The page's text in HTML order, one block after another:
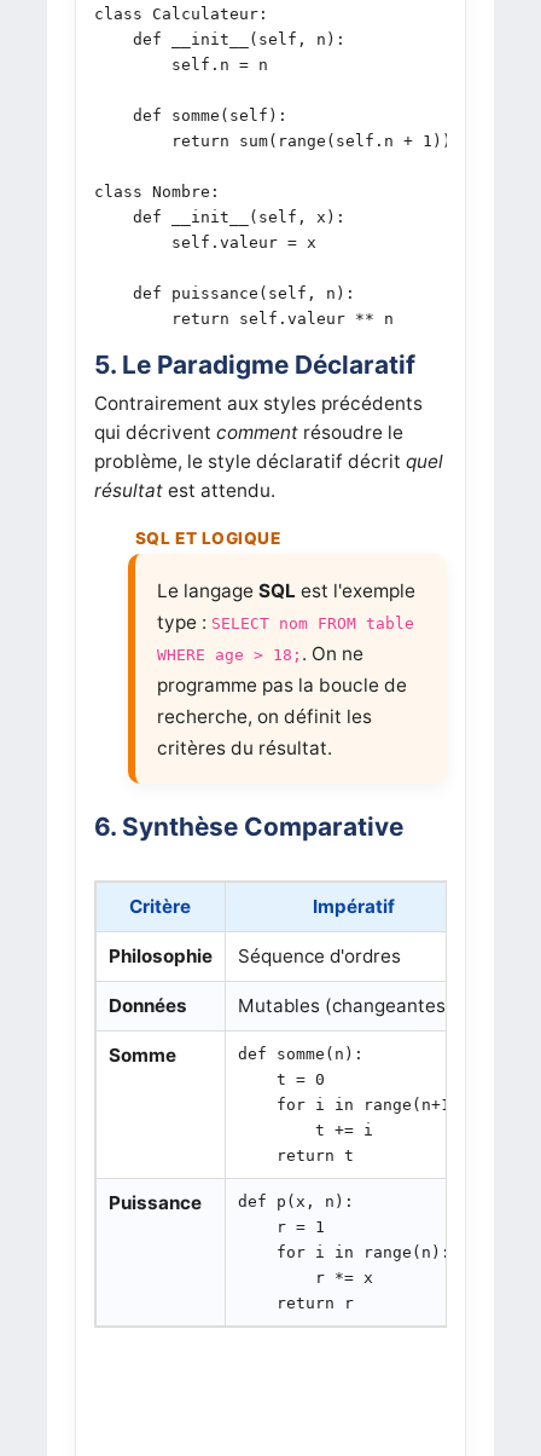
class Calculateur:
    def __init__(self, n):
        self.n = n
    def somme(self):
        return sum(range(self.n + 1))
class Nombre:
    def __init__(self, x):
        self.valeur = x
    def puissance(self, n):
        return self.valeur ** n
5. Le Paradigme Déclaratif
Contrairement aux styles précédents
qui décrivent commentrésoudre le
problème, le style déclaratif décrit quel
résultatest attendu.
Le langage SQLest l'exemple
type : SELECT nom FROM table
WHERE age > 18; . On ne
programme pas la boucle de
recherche, on définit les
critères du résultat.
6. Synthèse Comparative
Critère Impératif
Philosophie Séquence d'ordres
Données Mutables (changeantes)
Somme
def somme(n):
    t = 0
    for i in range(n+1):
        t += i
    return t
Puissance
def p(x, n):
    r = 1
    for i in range(n):
        r *= x
    return r